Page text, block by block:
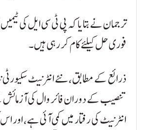
ترجمان نے بتایا کہ پی ٹی سی ایل کی
فوری حل کیلئے کام کر رہی ہیں۔
ذرائع کے مطابق، نئے انٹرنیٹ
تنصیب کے دوران فائر وال کی
انٹرنیٹ کی رفتار میں کمی آئی ہے، اور